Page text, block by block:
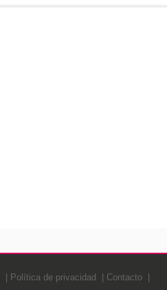
Política de privacidad Contacto